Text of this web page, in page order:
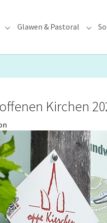
Submenu for "Äerzdiözees"
Glawen & Pastoral
Kirchen